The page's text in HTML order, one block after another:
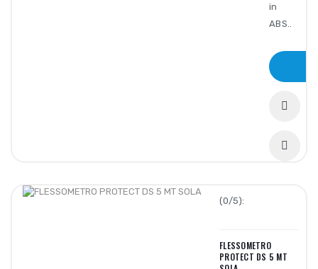
in
ABS..
(0/5):
FLESSOMETRO
PROTECT DS 5 MT